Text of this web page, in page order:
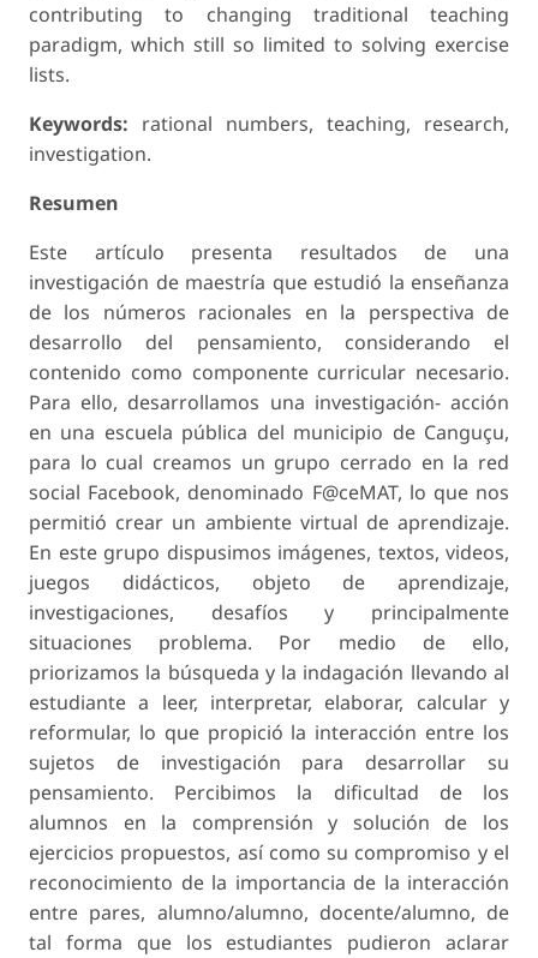
contributing to changing traditional teaching
paradigm, which still so limited to solving exercise
lists.
Keywords: rational numbers, teaching, research,
investigation.
Resumen
Este artículo presenta resultados de una
investigación de maestría que estudió la enseñanza
de los números racionales en la perspectiva de
desarrollo del pensamiento, considerando el
contenido como componente curricular necesario.
Para ello, desarrollamos una investigación- acción
en una escuela pública del municipio de Canguçu,
para lo cual creamos un grupo cerrado en la red
social Facebook, denominado F@ceMAT, lo que nos
permitió crear un ambiente virtual de aprendizaje.
En este grupo dispusimos imágenes, textos, videos,
juegos didácticos, objeto de aprendizaje,
investigaciones, desafíos y principalmente
situaciones problema. Por medio de ello,
priorizamos la búsqueda y la indagación llevando al
estudiante a leer, interpretar, elaborar, calcular y
reformular, lo que propició la interacción entre los
sujetos de investigación para desarrollar su
pensamiento. Percibimos la dificultad de los
alumnos en la comprensión y solución de los
ejercicios propuestos, así como su compromiso y el
reconocimiento de la importancia de la interacción
entre pares, alumno/alumno, docente/alumno, de
tal forma que los estudiantes pudieron aclarar